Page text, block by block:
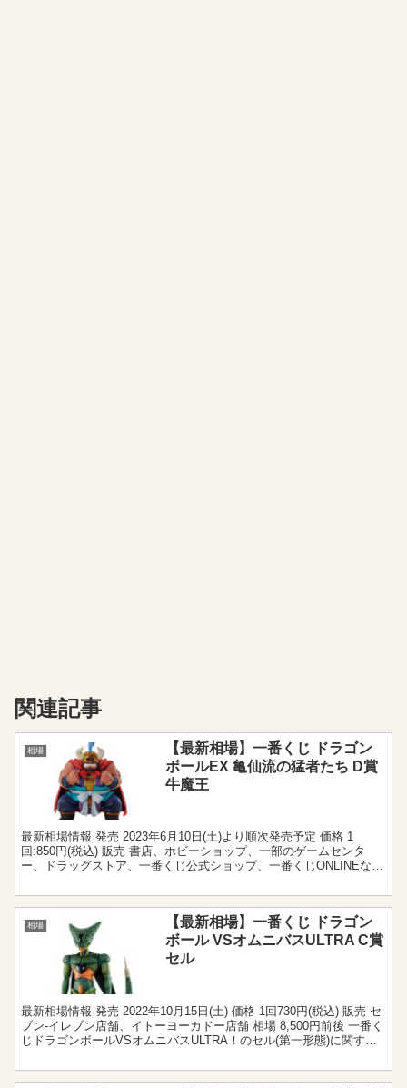
関連記事
相場
【最新相場】一番くじ ドラゴン
ボールEX 亀仙流の猛者たち D賞
牛魔王
最新相場情報 発売 2023年6月10日(土)より順次発売予定 価格 1
回:850円(税込) 販売 書店、ホビーショップ、一部のゲームセンタ
ー、ドラッグストア、一番くじ公式ショップ、一番くじONLINEなど
相場
【最新相場】一番くじ ドラゴン
ボール VSオムニバスULTRA C賞
セル
最新相場情報 発売 2022年10月15日(土) 価格 1回730円(税込) 販売 セ
ブン‐イレブン店舗、イトーヨーカドー店舗 相場 8,500円前後 一番く
じドラゴンボールVSオムニバスULTRA！のセル(第一形態)に関する